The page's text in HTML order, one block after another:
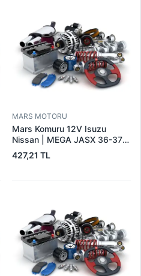
MARS MOTORU
Mars Komuru 12V Isuzu
Nissan | MEGA JASX 36-37 |
OEM JASX36-37
427,21 TL